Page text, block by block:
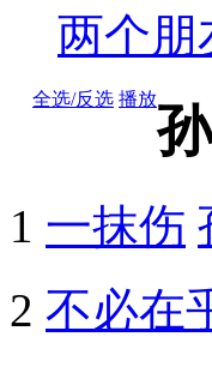
两个朋
全选/反选 播放
1 一抹伤
2 不必在